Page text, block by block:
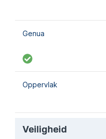
Genua
Oppervlak
Veiligheid